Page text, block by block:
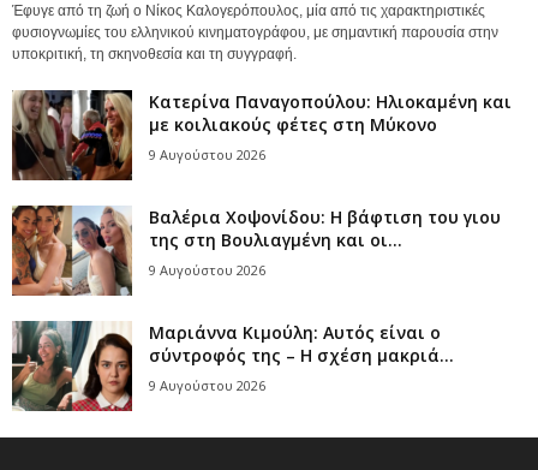
Έφυγε από τη ζωή ο Νίκος Καλογερόπουλος, μία από τις χαρακτηριστικές
φυσιογνωμίες του ελληνικού κινηματογράφου, με σημαντική παρουσία στην
υποκριτική, τη σκηνοθεσία και τη συγγραφή.
Κατερίνα Παναγοπούλου: Ηλιοκαμένη και
με κοιλιακούς φέτες στη Μύκονο
9 Αυγούστου 2026
Βαλέρια Χοψονίδου: Η βάφτιση του γιου
της στη Βουλιαγμένη και οι...
9 Αυγούστου 2026
Μαριάννα Κιμούλη: Αυτός είναι ο
σύντροφός της – Η σχέση μακριά...
9 Αυγούστου 2026